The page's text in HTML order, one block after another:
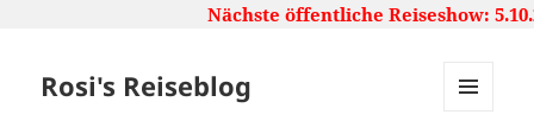
Nächste öffentliche Reiseshow:
Rosi's Reiseblog